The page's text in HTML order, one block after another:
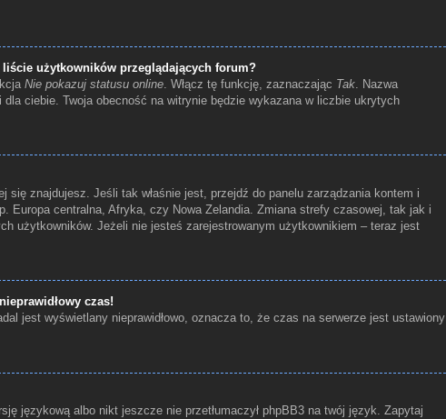
użytkowników przeglądających forum?
Nie pokazuj statusu online. Włącz tę funkcję, zaznaczając Tak. Nazwa
ciebie. Twoja obecność na witrynie będzie wykazana w liczbie ukrytych
znajdujesz. Jeśli tak właśnie jest, przejdź do panelu zarządzania kontem i
Europa centralna, Afryka, czy Nowa Zelandia. Zmiana strefy czasowej, tak jak i
użytkowników. Jeżeli nie jesteś zarejestrowanym użytkownikiem – teraz jest
czas!
jest wyświetlany nieprawidłowo, oznacza to, że czas na serwerze jest ustawiony
językową albo nikt jeszcze nie przetłumaczył phpBB3 na twój język. Zapytaj